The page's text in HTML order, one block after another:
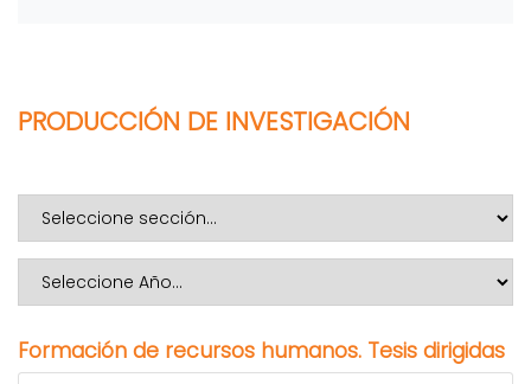
PRODUCCIÓN DE INVESTIGACIÓN
Formación de recursos humanos. Tesis dirigidas